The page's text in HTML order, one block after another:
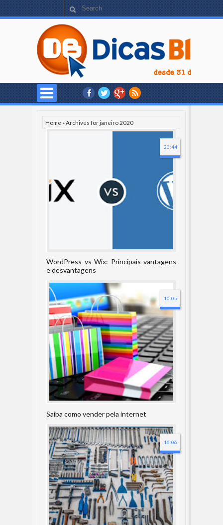
Home »Archives for janeiro 2020
WordPress vs Wix: Principais vantagens
e desvantagens
20:44
Saiba como vender pela internet
10:05
16:06